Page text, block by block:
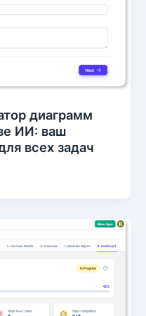
диаграмм
ИИ: ваш
всех задач